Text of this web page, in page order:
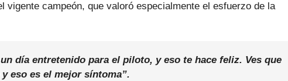
vigente campeón, que valoró especialmente el esfuerzo de la
día entretenido para el piloto, y eso te hace feliz. Ves que
eso es el mejor síntoma”.